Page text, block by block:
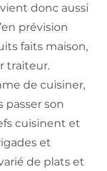
donc aussi
prévision
faits maison,
traiteur.
de cuisiner,
passer son
cuisinent et
et
de plats et